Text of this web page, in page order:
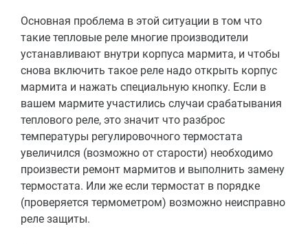
Основная проблема в этой ситуации в том что
такие тепловые реле многие производители
устанавливают внутри корпуса мармита, и чтобы
снова включить такое реле надо открыть корпус
мармита и нажать специальную кнопку. Если в
вашем мармите участились случаи срабатывания
теплового реле, это значит что разброс
температуры регулировочного термостата
увеличился (возможно от старости) необходимо
произвести ремонт мармитов и выполнить замену
термостата. Или же если термостат в порядке
(проверяется термометром) возможно неисправно
реле защиты.